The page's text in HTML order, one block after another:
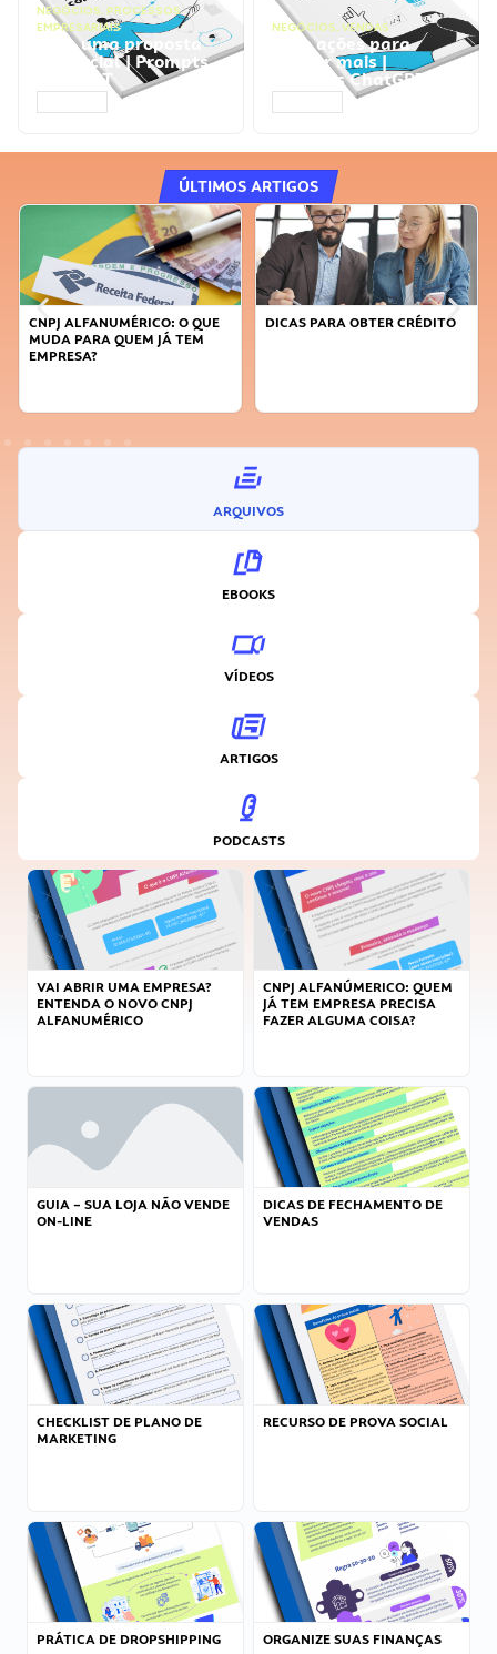
NEGÓCIOS, PROCESSOS
EMPRESARIAIS
Faça uma proposta
comercial | Prompts
ChatGPT
NEGÓCIOS, VENDAS
Faça ações para
vender mais |
Prompts ChatGPT
ÚLTIMOS ARTIGOS
DICAS PARA OBTER CRÉDITO
FAÇA A DIFERENÇA: SEJA
ARQUIVOS
EBOOKS
VÍDEOS
ARTIGOS
PODCASTS
VAI ABRIR UMA EMPRESA?
ENTENDA O NOVO CNPJ
ALFANUMÉRICO
CNPJ ALFANÚMERICO: QUEM
JÁ TEM EMPRESA PRECISA
FAZER ALGUMA COISA?
GUIA – SUA LOJA NÃO VENDE
ON-LINE
DICAS DE FECHAMENTO DE
VENDAS
CHECKLIST DE PLANO DE
MARKETING
RECURSO DE PROVA SOCIAL
PRÁTICA DE DROPSHIPPING ORGANIZE SUAS FINANÇAS